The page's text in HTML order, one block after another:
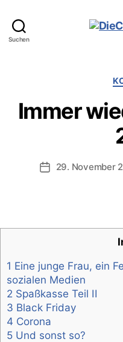
Suchen
Immer
29. November
1 Eine junge Frau, ein
sozialen Medien
2 Spaßkasse Teil II
3 Black Friday
4 Corona
5 Und sonst so?